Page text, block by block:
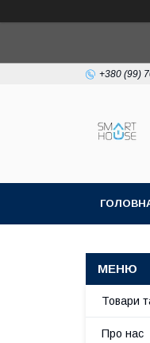
+380 (99)
Товари
Про нас